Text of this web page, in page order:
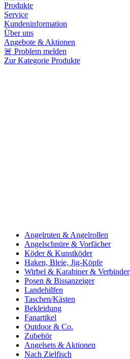
Produkte
Service
Kundeninformation
Über uns
Angebote & Aktionen
🚨 Problem melden
Zur Kategorie Produkte
Angelruten & Angelrollen
Angelschnüre & Vorfächer
Köder & Kunstköder
Haken, Bleie, Jig-Köpfe
Wirbel & Karabiner & Verbinder
Posen & Bissanzeiger
Landehilfen
Taschen/Kästen
Bekleidung
Fanartikel
Outdoor & Co.
Zubehör
Angelsets & Aktionen
Nach Zielfisch